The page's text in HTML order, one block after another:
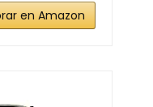
en Amazon